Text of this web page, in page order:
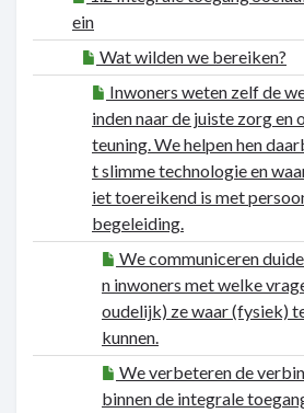
ein
Wat wilden we bereiken?
Inwoners weten zelf de
inden naar de juiste zorg en
teuning. We helpen hen
t slimme technologie en
iet toereikend is met
begeleiding.
We communiceren
n inwoners met welke
oudelijk) ze waar (fysiek)
kunnen.
We verbeteren de
binnen de integrale